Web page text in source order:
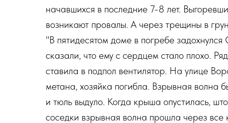
начавшихся в последние 7-8 лет.
возникают провалы. А через трещины в
"В пятидесятом доме в погребе
сказали, что ему с сердцем стало плохо.
ставила в подпол вентилятор. На улице
метана, хозяйка погибла. Взрывная волна
и тюль выдуло. Когда крыша опустилась,
соседки взрывная волна прошла через